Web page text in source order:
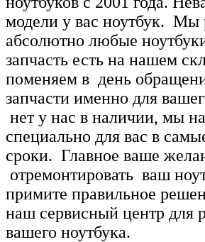
модели у вас ноутбук. Мы
абсолютно любые
запчасть есть на нашем
поменяем в день
запчасти именно для
нет у нас в наличии, мы
специально для вас в
сроки. Главное ваше
отремонтировать ваш
примите правильное
наш сервисный центр для
вашего ноутбука.